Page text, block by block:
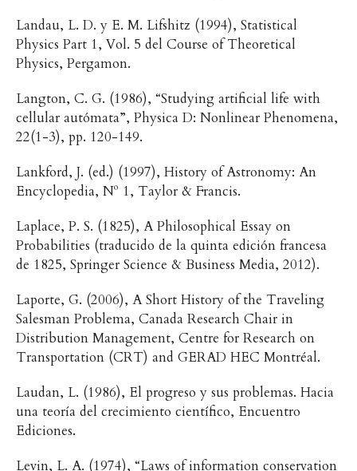
Landau, L. D. y E. M. Lifshitz (1994), Statistical
Physics Part 1, Vol. 5 del Course of Theoretical
Physics, Pergamon.
Langton, C. G. (1986), “Studying artificial life with
cellular autómata”, Physica D: Nonlinear Phenomena,
22(1-3), pp. 120-149.
Lankford, J. (ed.) (1997), History of Astronomy: An
Encyclopedia, Nº 1, Taylor & Francis.
Laplace, P. S. (1825), A Philosophical Essay on
Probabilities (traducido de la quinta edición francesa
de 1825, Springer Science & Business Media, 2012).
Laporte, G. (2006), A Short History of the Traveling
Salesman Problema, Canada Research Chair in
Distribution Management, Centre for Research on
Transportation (CRT) and GERAD HEC Montréal.
Laudan, L. (1986), El progreso y sus problemas. Hacia
una teoría del crecimiento científico, Encuentro
Ediciones.
Levin, L. A. (1974), “Laws of information conservation